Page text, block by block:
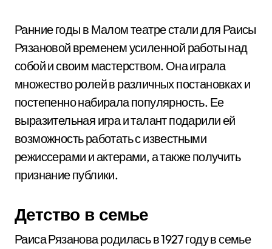
Ранние годы в Малом театре стали для Раисы
Рязановой временем усиленной работы над
собой и своим мастерством. Она играла
множество ролей в различных постановках и
постепенно набирала популярность. Ее
выразительная игра и талант подарили ей
возможность работать с известными
режиссерами и актерами, а также получить
признание публики.
Детство в семье
Раиса Рязанова родилась в 1927 году в семье